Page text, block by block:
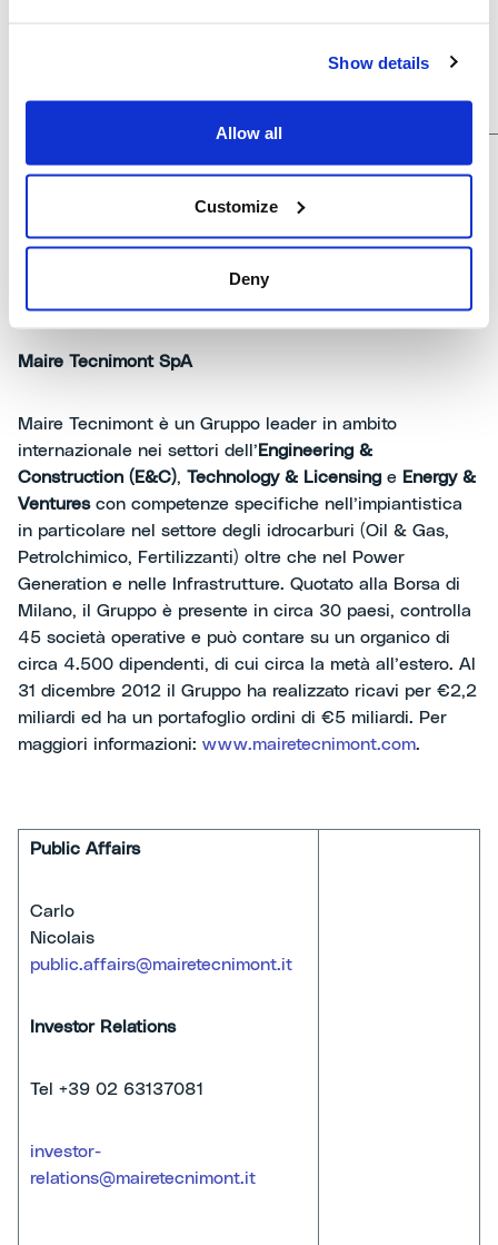
Show details
Allow all
Customize
Deny
Maire Tecnimont SpA
Maire Tecnimont è un Gruppo leader in ambito
internazionale nei settori dell’ Engineering &
Construction (E&C), Technology & Licensinge Energy &
Ventures con competenze specifiche nell’impiantistica
in particolare nel settore degli idrocarburi (Oil & Gas,
Petrolchimico, Fertilizzanti) oltre che nel Power
Generation e nelle Infrastrutture. Quotato alla Borsa di
Milano, il Gruppo è presente in circa 30 paesi, controlla
45 società operative e può contare su un organico di
circa 4.500 dipendenti, di cui circa la metà all’estero. Al
31 dicembre 2012 il Gruppo ha realizzato ricavi per €2,2
miliardi ed ha un portafoglio ordini di €5 miliardi. Per
maggiori informazioni: www.mairetecnimont.com.
Public Affairs
Carlo
Nicolais
public.affairs@mairetecnimont.it
Investor Relations
Tel +39 02 63137081
investor-
relations@mairetecnimont.it